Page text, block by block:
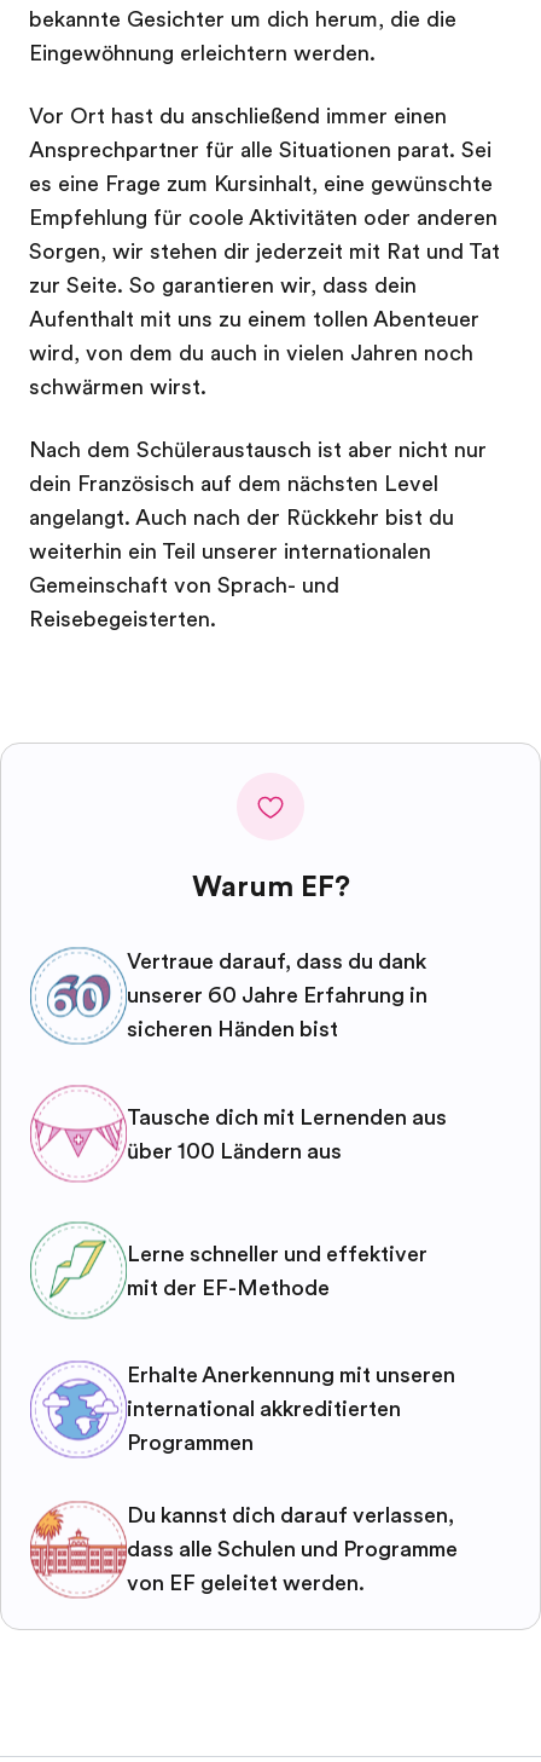
bekannte Gesichter um dich herum, die die
Eingewöhnung erleichtern werden.
Vor Ort hast du anschließend immer einen
Ansprechpartner für alle Situationen parat. Sei
es eine Frage zum Kursinhalt, eine gewünschte
Empfehlung für coole Aktivitäten oder anderen
Sorgen, wir stehen dir jederzeit mit Rat und Tat
zur Seite. So garantieren wir, dass dein
Aufenthalt mit uns zu einem tollen Abenteuer
wird, von dem du auch in vielen Jahren noch
schwärmen wirst.
Nach dem Schüleraustausch ist aber nicht nur
dein Französisch auf dem nächsten Level
angelangt. Auch nach der Rückkehr bist du
weiterhin ein Teil unserer internationalen
Gemeinschaft von Sprach- und
Reisebegeisterten.
Warum EF?
Vertraue darauf, dass du dank
unserer 60 Jahre Erfahrung in
sicheren Händen bist
Tausche dich mit Lernenden aus
über 100 Ländern aus
Lerne schneller und effektiver
mit der EF-Methode
Erhalte Anerkennung mit unseren
international akkreditierten
Programmen
Du kannst dich darauf verlassen,
dass alle Schulen und Programme
von EF geleitet werden.